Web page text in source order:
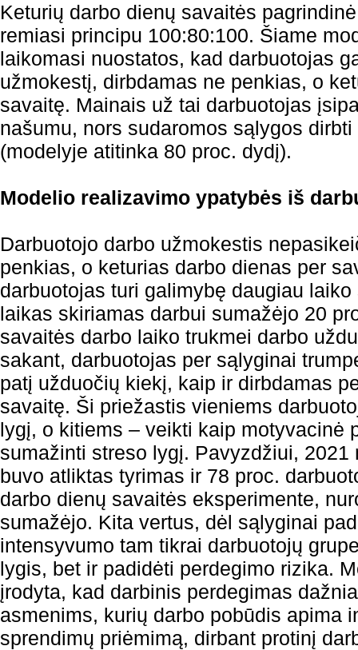
Keturių darbo dienų savaitės
remiasi principu 100:80:100. Šiame
laikomasi nuostatos, kad darbuotojas
užmokestį, dirbdamas ne penkias, o
savaitę. Mainais už tai darbuotojas
našumu, nors sudaromos sąlygos
(modelyje atitinka 80 proc. dydį).
Modelio realizavimo ypatybės iš
Darbuotojo darbo užmokestis
penkias, o keturias darbo dienas per
darbuotojas turi galimybę daugiau
laikas skiriamas darbui sumažėjo 20
savaitės darbo laiko trukmei darbo
sakant, darbuotojas per sąlyginai
patį užduočių kiekį, kaip ir dirbdamas
savaitę. Ši priežastis vieniems
lygį, o kitiems – veikti kaip motyvacinė
sumažinti streso lygį. Pavyzdžiui,
buvo atliktas tyrimas ir 78 proc.
darbo dienų savaitės eksperimente,
sumažėjo. Kita vertus, dėl sąlyginai
intensyvumo tam tikrai darbuotojų
lygis, bet ir padidėti perdegimo rizika.
įrodyta, kad darbinis perdegimas
asmenims, kurių darbo pobūdis apima
sprendimų priėmimą, dirbant protinį